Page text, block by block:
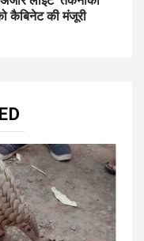
कैबिनेट की मंजूरी